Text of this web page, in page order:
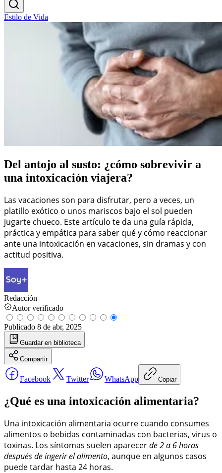
Estilo de Vida
Del antojo al susto: ¿cómo sobrevivir a
una intoxicación viajera?
Las vacaciones son para disfrutar, pero a veces, un
platillo exótico o unos mariscos bajo el sol pueden
jugarte chueco. Este artículo te da una guía rápida,
práctica y empática para saber qué y cómo reaccionar
ante una intoxicación en vacaciones, sin dramas y con
actitud positiva.
Redacción
Autor verificado
Publicado 8 de abr, 2025
Guardar en biblioteca
Compartir
Facebook Twitter WhatsApp Copiar
¿Qué es una intoxicación alimentaria?
Una intoxicación alimentaria ocurre cuando consumes
alimentos o bebidas contaminadas con bacterias, virus o
toxinas. Los síntomas suelen aparecerde 2 a 6 horas
después de ingerir el alimento, aunque en algunos casos
puede tardar hasta 24 horas.